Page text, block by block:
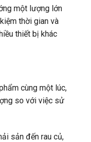
một lượng lớn
thời gian và
thiết bị khác
cùng một lúc,
so với việc sử
sản đến rau củ,